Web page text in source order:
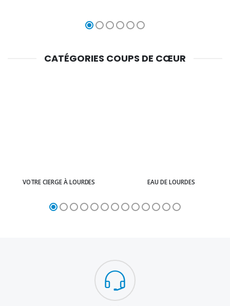
CATÉGORIES COUPS DE CŒUR
VOTRE CIERGE À LOURDES EAU DE LOURDES